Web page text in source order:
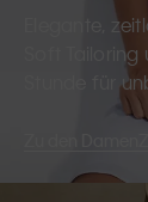
Elegante,
Soft
Stunde für